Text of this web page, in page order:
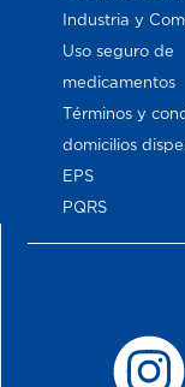
Industria y
Uso seguro de
medicamentos
Términos y
domicilios
EPS
PQRS